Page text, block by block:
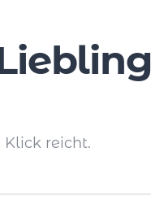
Klick reicht.